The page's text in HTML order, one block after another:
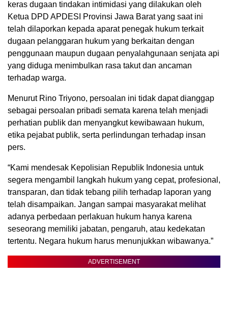
keras dugaan tindakan intimidasi yang dilakukan oleh
Ketua DPD APDESI Provinsi Jawa Barat yang saat ini
telah dilaporkan kepada aparat penegak hukum terkait
dugaan pelanggaran hukum yang berkaitan dengan
penggunaan maupun dugaan penyalahgunaan senjata api
yang diduga menimbulkan rasa takut dan ancaman
terhadap warga.
Menurut Rino Triyono, persoalan ini tidak dapat dianggap
sebagai persoalan pribadi semata karena telah menjadi
perhatian publik dan menyangkut kewibawaan hukum,
etika pejabat publik, serta perlindungan terhadap insan
pers.
“Kami mendesak Kepolisian Republik Indonesia untuk
segera mengambil langkah hukum yang cepat, profesional,
transparan, dan tidak tebang pilih terhadap laporan yang
telah disampaikan. Jangan sampai masyarakat melihat
adanya perbedaan perlakuan hukum hanya karena
seseorang memiliki jabatan, pengaruh, atau kedekatan
tertentu. Negara hukum harus menunjukkan wibawanya.”
ADVERTISEMENT